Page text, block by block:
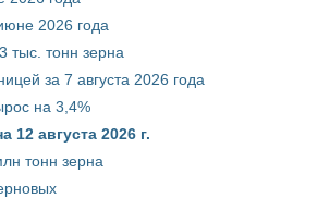
2026 года
тыс. тонн зерна
за 7 августа 2026 года
на 3,4%
августа 2026 г.
тонн зерна